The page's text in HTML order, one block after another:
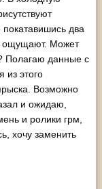
два
ощущают. Может
Полагаю данные с
из этого
Возможно
и ожидаю,
и ролики грм,
хочу заменить